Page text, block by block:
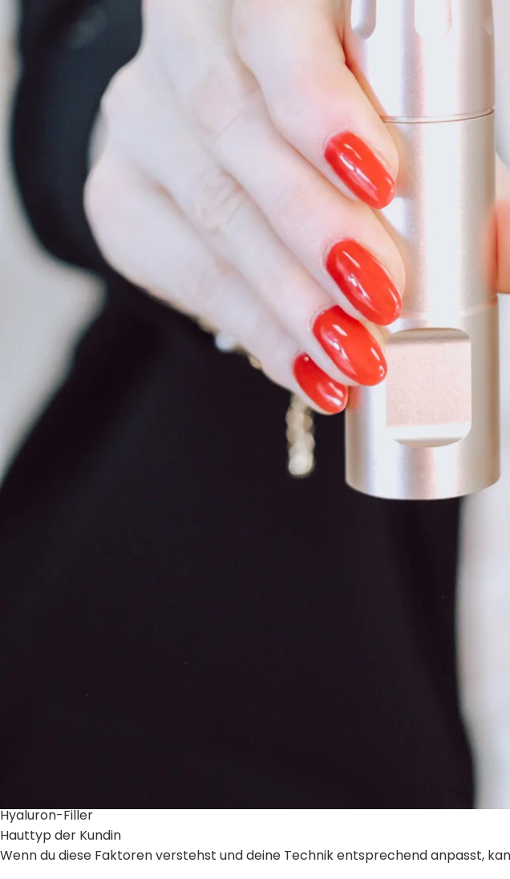
Die Flüssigkeit kann in das Gewebe gezogen werden, wodurch sich zusätzliche
Deshalb ist es wichtig, mit der richtigen Technik zu arbeiten und überschüssige
4. Lippen mit Hyaluron-Fillern
Bei Kundinnen mit Hyaluron-Lippen kann die Schwellung deutlich stärker sein.
Hyaluronsäure hat die Fähigkeit, Wasser zu binden. Dadurch kann mehr
Schwellung führen kann.
Deshalb reagieren Lippen mit Fillern häufig empfindlicher auf eine Pigmentierung.
5. Falsches Stretching der Lippen
Die Lippen sind sehr weich und haben eine Struktur ähnlich wie ein Kissen.
Wenn die Lippen während der Pigmentierung nicht richtig gespannt werden, kann:
die Nadel ungleichmäßig arbeiten
mehr Druck entstehen
das Gewebe stärker reagieren
Eine stabile und gleichmäßige Spannung der Haut ist deshalb sehr wichtig für ein
6. Pigment und Wegwischmittel
Dadurch muss die Artist öfter über dieselbe Stelle arbeiten – was wiederum die
Die Stärke der Schwellung kann jedoch durch mehrere Faktoren beeinflusst
Hyaluron-Filler
Hauttyp der Kundin
Wenn du diese Faktoren verstehst und deine Technik entsprechend anpasst,